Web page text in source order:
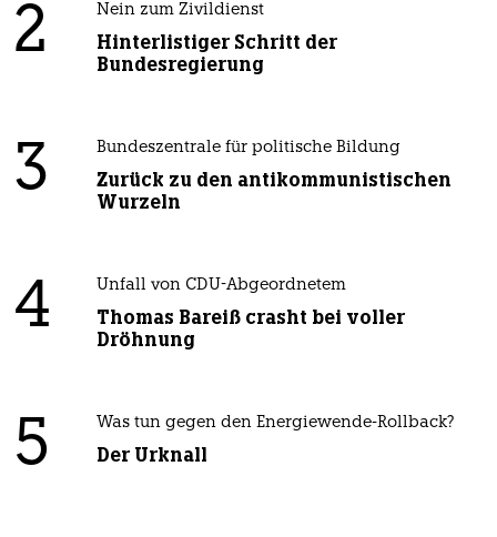
2 Nein zum Zivildienst
Hinterlistiger Schritt der
Bundesregierung
3 Bundeszentrale für politische Bildung
Zurück zu den antikommunistischen
Wurzeln
4 Unfall von CDU-Abgeordnetem
Thomas Bareiß crasht bei voller
Dröhnung
5 Was tun gegen den Energiewende-Rollback?
Der Urknall